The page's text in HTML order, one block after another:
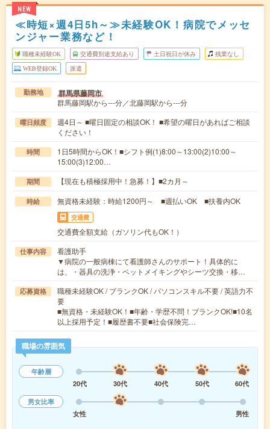
NEW
≪時短×週4日5h～≫未経験OK！病院でメッセ
ンジャー業務など！
職種未経験OK 交通費別途支給あり 土日祝日が休み 残業なし
WEB登録OK 派遣
勤務地 群馬県藤岡市
群馬藤岡駅から---分／北藤岡駅から---分
曜日頻度
週4日～ ■曜日固定の相談OK！ ■希望の曜日があればご相談
ください！
時間
1日5時間からOK！■シフト例(1)8:00～13:00(2)10:00～
15:00(3)12:00…
期間 【現在も積極採用中！急募！】■2カ月～
時給 無資格未経験：時給1200円～ ■週払いOK ■扶養内OK
交通費
交通費全額支給（ガソリン代もOK！）
仕事内容
看護助手
▼病院の一般病棟にて看護師さんのサポート！具体的に
は、・器具の洗浄・ベットメイキングやシーツ交換・移…
応募資格
職種未経験OK / ブランクOK / パソコンスキル不要 / 英語力不
要
■無資格・未経験OK！■年齢・学歴不問！ブランクOK!■10名
以上採用予定！■履歴書不要■社会保険完…
職場の雰囲気
年齢層
20代
30代 40代 50代
60代
男女比率
女性
男性